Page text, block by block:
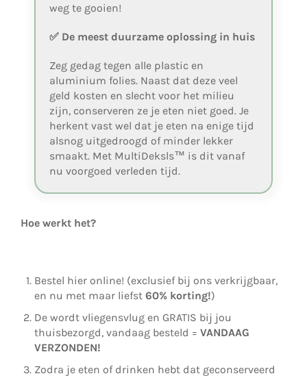
weg te gooien!
✅ De meest duurzame oplossing in huis
Zeg gedag tegen alle plastic en
aluminium folies. Naast dat deze veel
geld kosten en slecht voor het milieu
zijn, conserveren ze je eten niet goed. Je
herkent vast wel dat je eten na enige tijd
alsnog uitgedroogd of minder lekker
smaakt. Met MultiDeksls™ is dit vanaf
nu voorgoed verleden tijd.
Hoe werkt het?
Bestel hier online! (exclusief bij ons verkrijgbaar,
en nu met maar liefst 60% korting!)
De wordt vliegensvlug en GRATIS bij jou
thuisbezorgd, vandaag besteld = VANDAAG
VERZONDEN!
Zodra je eten of drinken hebt dat geconserveerd